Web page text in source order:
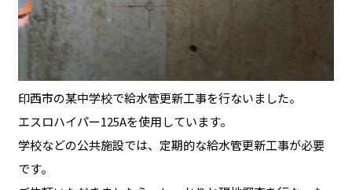
印西市の某中学校で給水管更新工事を行ないました。
エスロハイパー125Aを使用しています。
学校などの公共施設では、定期的な給水管更新工事が必要
です。